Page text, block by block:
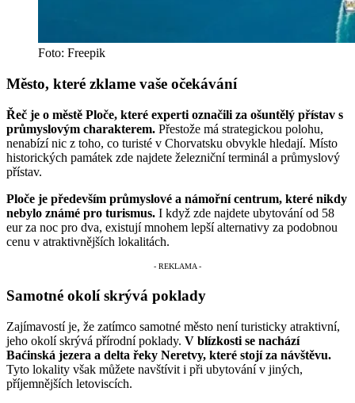
Foto: Freepik
Město, které zklame vaše očekávání
Řeč je o městě Ploče, které experti označili za ošuntělý přístav s
průmyslovým charakterem. Přestože má strategickou polohu,
nenabízí nic z toho, co turisté v Chorvatsku obvykle hledají. Místo
historických památek zde najdete železniční terminál a průmyslový
přístav.
Ploče je především průmyslové a námořní centrum, které nikdy
nebylo známé pro turismus. I když zde najdete ubytování od 58
eur za noc pro dva, existují mnohem lepší alternativy za podobnou
cenu v atraktivnějších lokalitách.
Samotné okolí skrývá poklady
Zajímavostí je, že zatímco samotné město není turisticky atraktivní,
jeho okolí skrývá přírodní poklady. V blízkosti se nachází
Baćinská jezera a delta řeky Neretvy, které stojí za návštěvu.
Tyto lokality však můžete navštívit i při ubytování v jiných,
příjemnějších letoviscích.